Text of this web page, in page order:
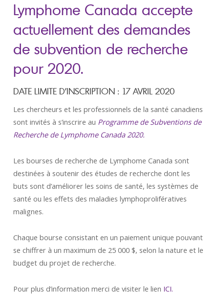
Lymphome Canada accepte
actuellement des demandes
de subvention de recherche
pour 2020.
DATE LIMITE D’INSCRIPTION : 17 AVRIL 2020
Les chercheurs et les professionnels de la santé canadiens
sont invités à s’inscrire au Programme de Subventions de
Recherche de Lymphome Canada 2020.
Les bourses de recherche de Lymphome Canada sont
destinées à soutenir des études de recherche dont les
buts sont d’améliorer les soins de santé, les systèmes de
santé ou les effets des maladies lymphoprolifératives
malignes.
Chaque bourse consistant en un paiement unique pouvant
se chiffrer à un maximum de 25 000 $, selon la nature et le
budget du projet de recherche.
Pour plus d’information merci de visiter le lien ICI.